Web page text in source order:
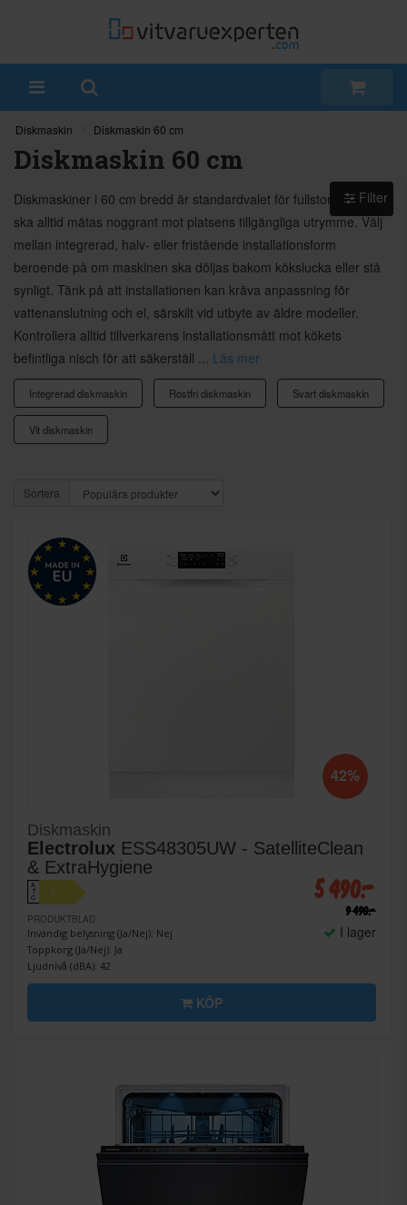
Diskmaskin Diskmaskin 60 cm
Diskmaskin 60 cm
Diskmaskiner i 60 cm bredd är standardvalet för fullstora kök och
ska alltid mätas noggrant mot platsens tillgängliga utrymme. Välj
mellan integrerad, halv- eller fristående installationsform
beroende på om maskinen ska döljas bakom kökslucka eller stå
synligt. Tänk på att installationen kan kräva anpassning för
vattenanslutning och el, särskilt vid utbyte av äldre modeller.
Kontrollera alltid tillverkarens installationsmått mot kökets
befintliga nisch för att säkerställ ... Läs mer
Integrerad diskmaskin Rostfri diskmaskin Svart diskmaskin
Vit diskmaskin
Sortera
42%
Diskmaskin
Electrolux ESS48305UW - SatelliteClean
& ExtraHygiene
A
↑
G
D
PRODUKTBLAD
Invändig belysning (Ja/Nej): Nej
Toppkorg (Ja/Nej): Ja
Ljudnivå (dBA): 42
5 490:-
9 490:-
I lager
KÖP
Filter